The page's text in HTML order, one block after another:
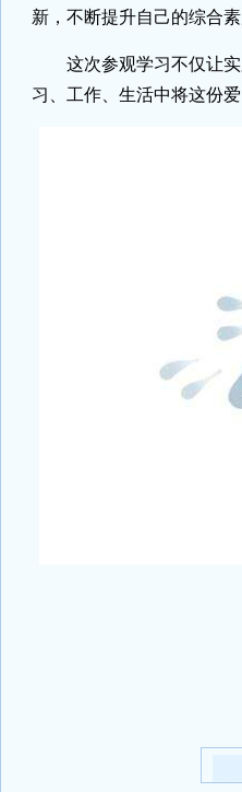
新，不断提升自己的综合
这次参观学习不仅让
习、工作、生活中将这份